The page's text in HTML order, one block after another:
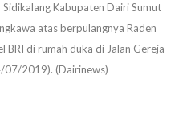
Kabupaten Dairi Sumut
atas berpulangnya Raden
BRI di rumah duka di Jalan Gereja
07/2019). (Dairinews)